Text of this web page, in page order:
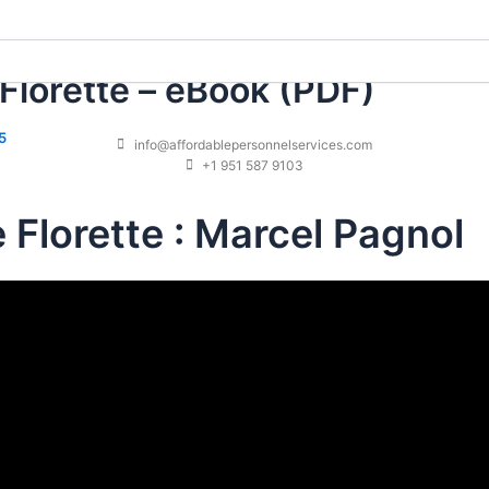
info@affordablepersonnelservices.com
+1 951 587 9103
– eBook (PDF)
Florette : Marcel Pagnol